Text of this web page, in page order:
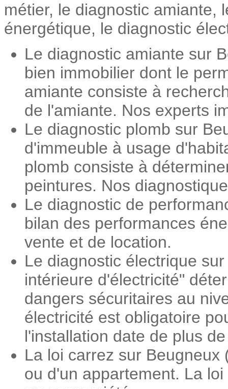
métier, le diagnostic amiante,
énergétique, le diagnostic
Le diagnostic amiante sur
bien immobilier dont le
amiante consiste à
de l'amiante. Nos experts
Le diagnostic plomb sur
d'immeuble à usage
plomb consiste à
peintures. Nos
Le diagnostic de
bilan des performances
vente et de location.
Le diagnostic électrique
intérieure d'électricité"
dangers sécuritaires au
électricité est obligatoire
l'installation date de plus
La loi carrez sur
ou d'un appartement. La